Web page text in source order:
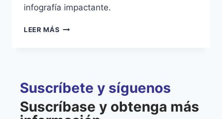
infografía impactante.
LEER MÁS
Suscríbete y síguenos
Suscríbase y obtenga más